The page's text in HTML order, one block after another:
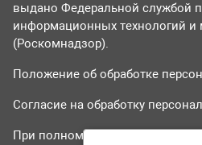
выдано Федеральной службой
информационных технологий
(Роскомнадзор).
Положение об обработке
Согласие на обработку
При полном или частичном